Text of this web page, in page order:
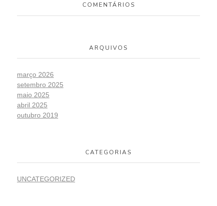
COMENTÁRIOS
ARQUIVOS
março 2026
setembro 2025
maio 2025
abril 2025
outubro 2019
CATEGORIAS
UNCATEGORIZED